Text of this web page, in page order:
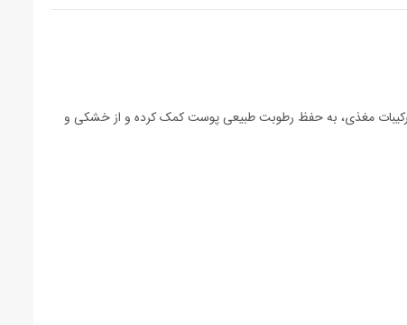
مغذی، به حفظ رطوبت طبیعی پوست کمک کرده و از خشکی و